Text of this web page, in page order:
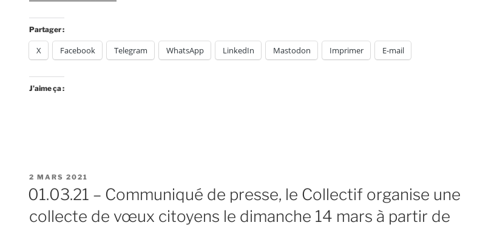
la
ligne
–
Lyon
Partager :
X Facebook Telegram WhatsApp LinkedIn Mastodon Imprimer E-mail
J’aime ça :
PUBLIÉ
LE
2 MARS 2021
01.03.21 – Communiqué de presse, le Collectif organise une
collecte de vœux citoyens le dimanche 14 mars à partir de